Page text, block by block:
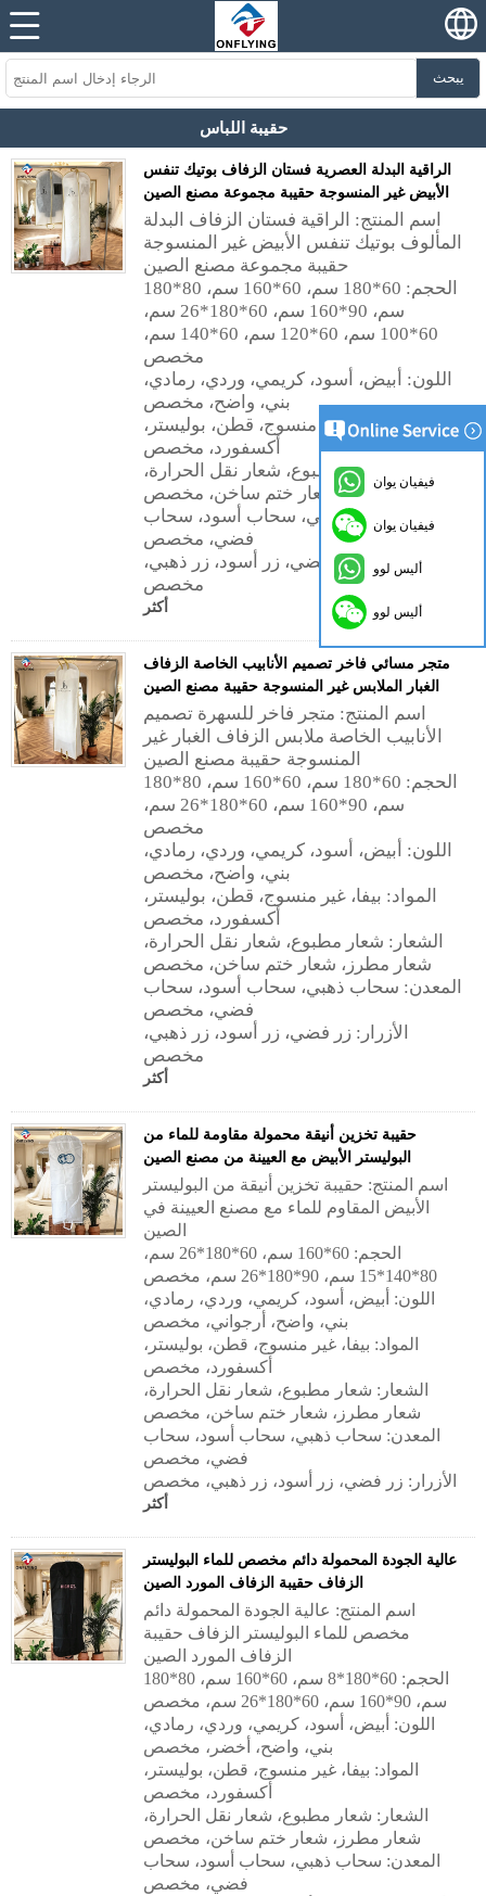
يبحث
حقيبة اللباس
الراقية البدلة العصرية فستان الزفاف بوتيك تنفس
الأبيض غير المنسوجة حقيبة مجموعة مصنع الصين
اسم المنتج: الراقية فستان الزفاف البدلة
المألوف بوتيك تنفس الأبيض غير المنسوجة
حقيبة مجموعة مصنع الصين
الحجم: 60*180 سم، 60*160 سم، 80*180
سم، 90*160 سم، 60*180*26 سم،
60*100 سم، 60*120 سم، 60*140 سم،
مخصص
اللون: أبيض، أسود، كريمي، وردي، رمادي،
بني، واضح، مخصص
المواد: بيفا، غير منسوج، قطن، بوليستر،
أكسفورد، مخصص
الشعار: شعار مطبوع، شعار نقل الحرارة،
شعار مطرز، شعار ختم ساخن، مخصص
المعدن: سحاب ذهبي، سحاب أسود، سحاب
فضي، مخصص
الأزرار: زر فضي، زر أسود، زر ذهبي،
مخصص
أكثر
متجر مسائي فاخر تصميم الأنابيب الخاصة الزفاف
الغبار الملابس غير المنسوجة حقيبة مصنع الصين
اسم المنتج: متجر فاخر للسهرة تصميم
الأنابيب الخاصة ملابس الزفاف الغبار غير
المنسوجة حقيبة مصنع الصين
الحجم: 60*180 سم، 60*160 سم، 80*180
سم، 90*160 سم، 60*180*26 سم،
مخصص
اللون: أبيض، أسود، كريمي، وردي، رمادي،
بني، واضح، مخصص
المواد: بيفا، غير منسوج، قطن، بوليستر،
أكسفورد، مخصص
الشعار: شعار مطبوع، شعار نقل الحرارة،
شعار مطرز، شعار ختم ساخن، مخصص
المعدن: سحاب ذهبي، سحاب أسود، سحاب
فضي، مخصص
الأزرار: زر فضي، زر أسود، زر ذهبي،
مخصص
أكثر
حقيبة تخزين أنيقة محمولة مقاومة للماء من
البوليستر الأبيض مع العيينة من مصنع الصين
اسم المنتج: حقيبة تخزين أنيقة من البوليستر
الأبيض المقاوم للماء مع مصنع العيينة في
الصين
الحجم: 60*160 سم، 60*180*26 سم،
80*140*15 سم، 90*180*26 سم، مخصص
اللون: أبيض، أسود، كريمي، وردي، رمادي،
بني، واضح، أرجواني، مخصص
المواد: بيفا، غير منسوج، قطن، بوليستر،
أكسفورد، مخصص
الشعار: شعار مطبوع، شعار نقل الحرارة،
شعار مطرز، شعار ختم ساخن، مخصص
المعدن: سحاب ذهبي، سحاب أسود، سحاب
فضي، مخصص
الأزرار: زر فضي، زر أسود، زر ذهبي، مخصص
أكثر
عالية الجودة المحمولة دائم مخصص للماء البوليستر
الزفاف حقيبة الزفاف المورد الصين
اسم المنتج: عالية الجودة المحمولة دائم
مخصص للماء البوليستر الزفاف حقيبة
الزفاف المورد الصين
الحجم: 60*180*8 سم، 60*160 سم، 80*180
سم، 90*160 سم، 60*180*26 سم، مخصص
اللون: أبيض، أسود، كريمي، وردي، رمادي،
بني، واضح، أخضر، مخصص
المواد: بيفا، غير منسوج، قطن، بوليستر،
أكسفورد، مخصص
الشعار: شعار مطبوع، شعار نقل الحرارة،
شعار مطرز، شعار ختم ساخن، مخصص
المعدن: سحاب ذهبي، سحاب أسود، سحاب
فضي، مخصص
فيفيان يوان
فيفيان يوان
أليس لوو
أليس لوو